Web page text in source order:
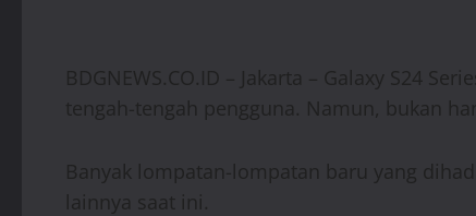
BDGNEWS.CO.ID – Jakarta – Galaxy S24
tengah-tengah pengguna. Namun, bukan
Banyak lompatan-lompatan baru yang
lainnya saat ini.